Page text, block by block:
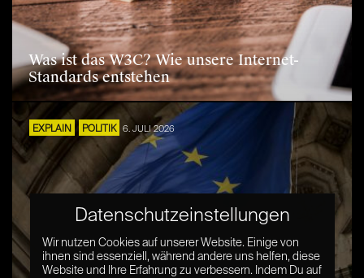
Was ist das W3C? Wie unsere Internet-
Standards entstehen
EXPLAIN POLITIK 6. JULI 2026
Datenschutzeinstellungen
Wir nutzen Cookies auf unserer Website. Einige von
ihnen sind essenziell, während andere uns helfen, diese
Website und Ihre Erfahrung zu verbessern. Indem Du auf